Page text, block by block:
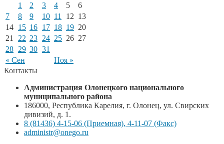
« Сен Ноя »
1 2 3 4 5
6
7
8 9 10 11 12 13
14 15 16 17 18 19 20
21
22 23 24 25 26 27
28 29 30 31
Контакты
Администрация Олонецкого национального
муниципального района
186000, Республика Карелия, г. Олонец, ул. Свирских
дивизий, д. 1.
8 (81436) 4-15-06 (Приемная), 4-11-07 (Факс)
administr@onego.ru